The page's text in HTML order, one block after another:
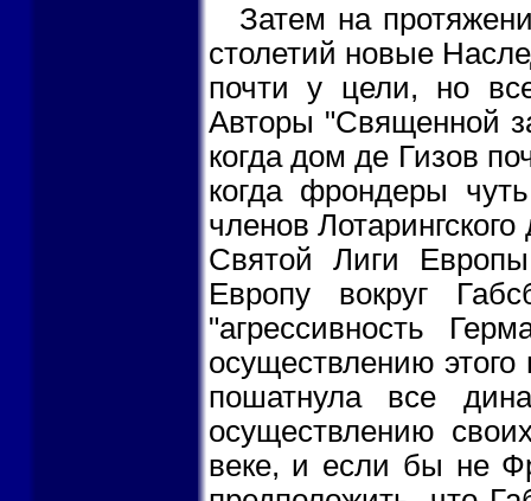
Затем на
столетий новые
почти у цели, но
Авторы "Священной
когда дом де Гизов
когда фрондеры
членов
Святой Лиги
Европу вокруг
"агрессивность
осуществлению этого
пошатнула все
осуществлению
веке, и если бы не